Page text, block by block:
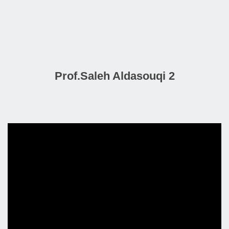
Prof.Saleh Aldasouqi 2